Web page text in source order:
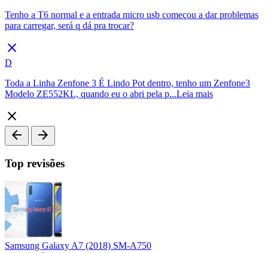
Tenho a T6 normal e a entrada micro usb começou a dar problemas
para carregar, será q dá pra trocar?
close
D
Toda a Linha Zenfone 3 É Lindo Pot dentro, tenho um Zenfone3
Modelo ZE552KL, quando eu o abri pela p...Leia mais
close
arrow_back
arrow_forward
Top revisões
Samsung Galaxy A7 (2018) SM-A750